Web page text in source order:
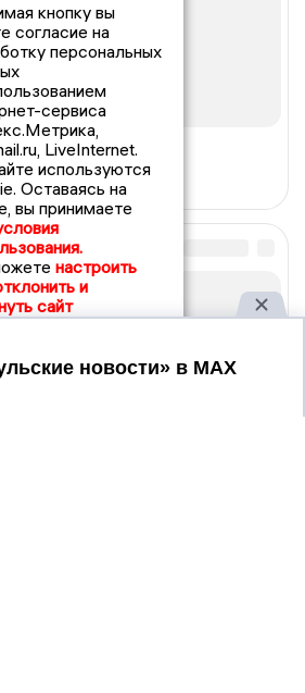
кнопку вы
согласие на
персональных
сервиса
LiveInternet.
используются
Оставаясь на
вы принимаете
настроить
и
сайт
Принять